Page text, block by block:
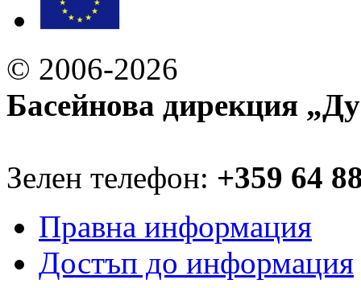
© 2006-2026
Басейнова дирекция
Зелен телефон: +359 64
Правна информация
Достъп до информация